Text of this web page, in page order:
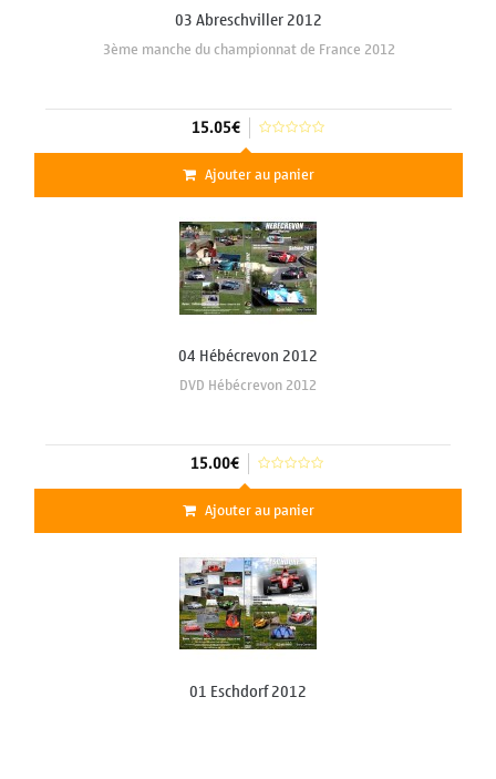
03 Abreschviller 2012
3ème manche du championnat de France 2012
15.05€
Ajouter au panier
04 Hébécrevon 2012
DVD Hébécrevon 2012
15.00€
Ajouter au panier
01 Eschdorf 2012